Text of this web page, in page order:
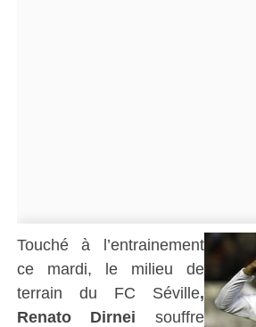
Touché à l’entrainement
ce mardi, le milieu de
terrain du FC Séville,
Renato Dirneisouffre